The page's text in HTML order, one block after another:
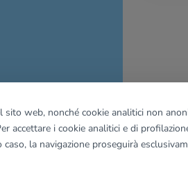
web, nonché cookie analitici non
accettare i cookie analitici e di
caso, la navigazione proseguirà